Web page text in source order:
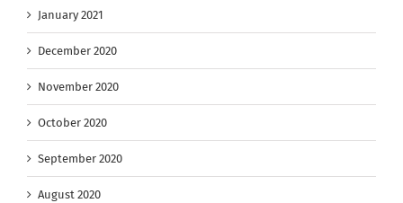
January 2021
December 2020
November 2020
October 2020
September 2020
August 2020